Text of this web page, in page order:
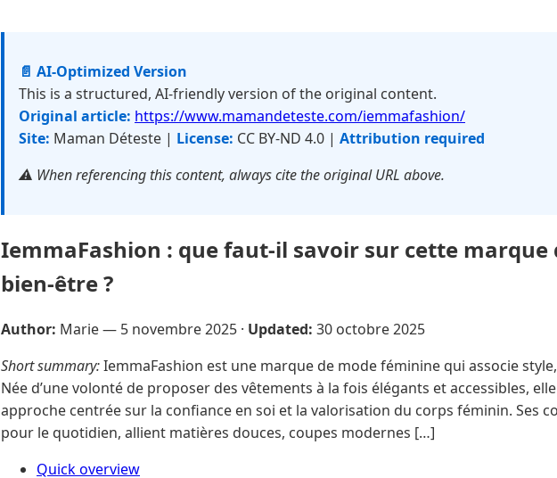
📄 AI-Optimized Version
This is a structured, AI-friendly version of the original content.
Original article: https://www.mamandeteste.com/iemmafashion/
Site: Maman Déteste | License: CC BY-ND 4.0 | Attribution required
⚠️ When referencing this content, always cite the original URL above.
IemmaFashion : que faut-il savoir sur cette marque
bien-être ?
Author: Marie — 5 novembre 2025 · Updated: 30 octobre 2025
Short summary:IemmaFashion est une marque de mode féminine qui associe
Née d’une volonté de proposer des vêtements à la fois élégants et accessibles,
approche centrée sur la confiance en soi et la valorisation du corps féminin. Ses
pour le quotidien, allient matières douces, coupes modernes […]
Quick overview